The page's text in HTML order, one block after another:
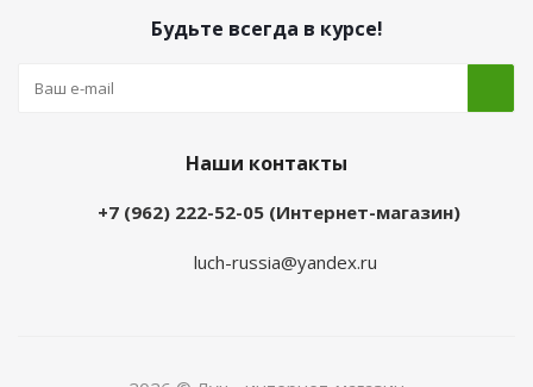
Будьте всегда в курсе!
Наши контакты
+7 (962) 222-52-05 (Интернет-магазин)
luch-russia@yandex.ru